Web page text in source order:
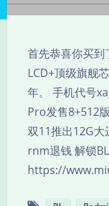
夜间模式
首先恭喜你买
LCD+顶级旗舰
年。 手机代号
Pro发售8+512
双11推出12G大
rnm退钱 解锁
https://